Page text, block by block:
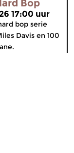
Bop
17:00 uur
bop serie
Davis en 100